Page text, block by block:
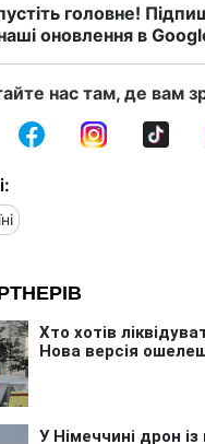
головне!
оновлення в
нас там, де вам